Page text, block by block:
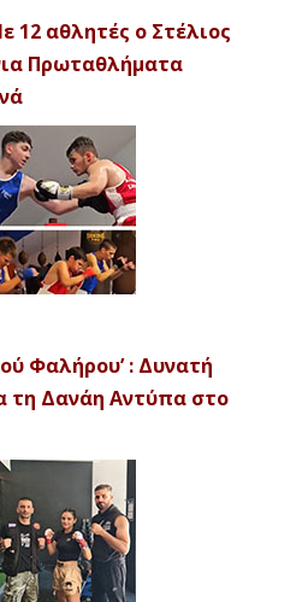
12 αθλητές ο Στέλιος
Πρωταθλήματα
Φαλήρου’ : Δυνατή
τη Δανάη Αντύπα στο